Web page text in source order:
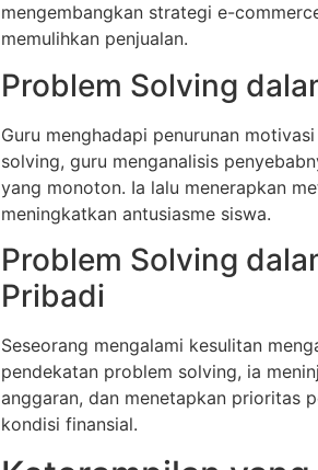
mengembangkan strategi e-
memulihkan penjualan.
Problem Solving
Guru menghadapi penurunan
solving, guru menganalisis
yang monoton. Ia lalu menerapkan
meningkatkan antusiasme siswa.
Problem Solving
Pribadi
Seseorang mengalami kesulitan
pendekatan problem solving, ia
anggaran, dan menetapkan prioritas
kondisi finansial.